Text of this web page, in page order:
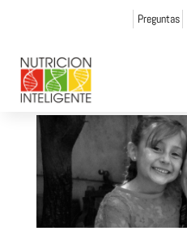
Preguntas
manuel
porWeb Admin NI